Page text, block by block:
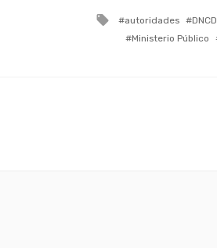
Tagged
with
autoridades DNCD
Ministerio Público